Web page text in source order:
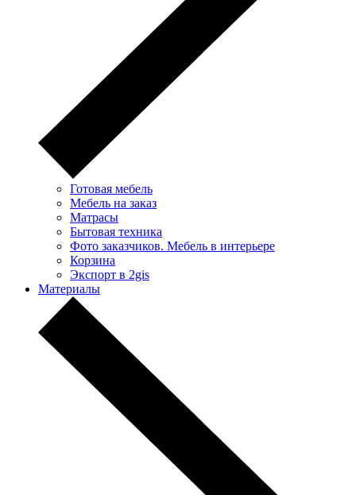
Готовая мебель
Мебель на заказ
Матрасы
Бытовая техника
Фото заказчиков. Мебель в интерьере
Корзина
Экспорт в 2gis
Материалы